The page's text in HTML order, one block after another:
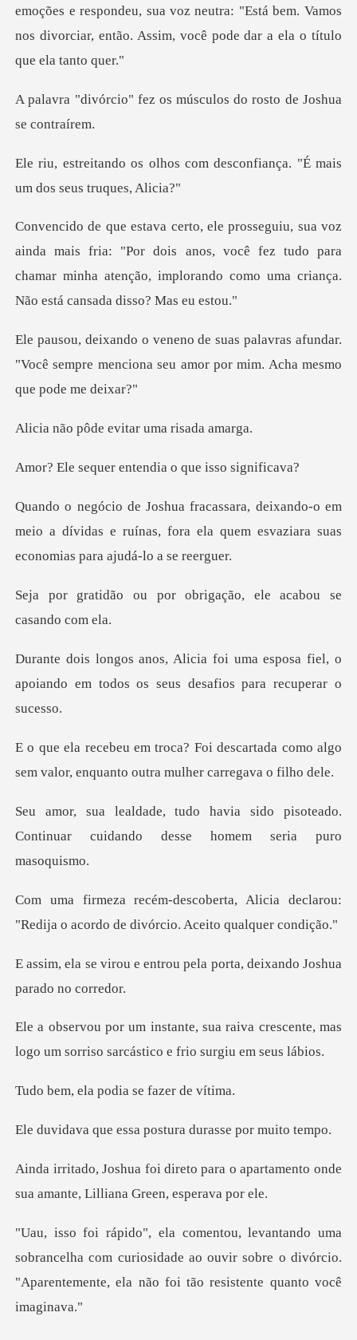
spondeu, sua voz neutra: "Está bem. Vamos
nos divorciar, ent
z os músculos do rosto
s com desconfiança. "É mais
s fria: "Por dois anos, você fez tudo para
chamar minha atenção,
vras afundar.
"Você sempre menciona seu am
e evitar uma r
entendia o que
o em
meio a dívidas e ruínas, fora ela quem esva
or obrigação, ele acab
a esposa fiel, o
apoiando em todos os s
cartada como algo
sem valor, enquanto
sido pisoteado.
Continuar cuidando
licia declarou:
"Redija o acordo de
trou pela porta, deixando
iva crescente, mas
logo um sorriso sar
podia se faz
ssa postura durass
para o apartamento onde
sua amante
ncelha com curiosidade ao ouvir sobre o divórcio.
"Aparent